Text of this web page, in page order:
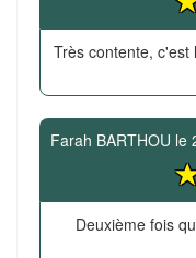
Très contente,
Farah BARTHOU le
Deuxième fois